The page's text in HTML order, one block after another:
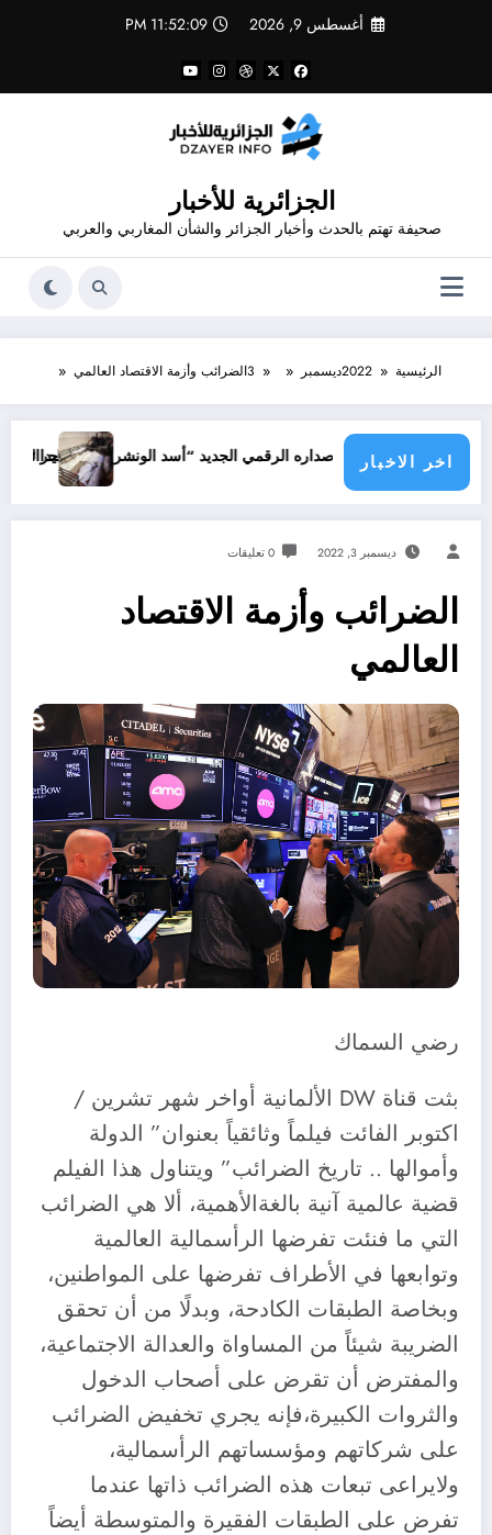
أغسطس 9, 2026 11:52:10 PM
الجزائرية للأخبار
صحيفة تهتم بالحدث وأخبار الجزائر والشأن المغاربي والعربي
الرئيسية 2022ديسمبر 3الضرائب وأزمة الاقتصاد العالمي
اخر الاخبار
إصداره الرقمي الجديد “أسد الونشريس” تخليدا لنضال الشهيد الجيلالي
جرائم الاحتلال خلال حرب
ديسمبر 3, 2022 0 تعليقات
الضرائب وأزمة الاقتصاد
العالمي
رضي السماك
بثت قناة DW الألمانية أواخر شهر تشرين /
اكتوبر الفائت فيلماً وثائقياً بعنوان” الدولة
وأموالها .. تاريخ الضرائب” ويتناول هذا الفيلم
قضية عالمية آنية بالغةالأهمية، ألا هي الضرائب
التي ما فنئت تفرضها الرأسمالية العالمية
وتوابعها في الأطراف تفرضها على المواطنين،
وبخاصة الطبقات الكادحة، وبدلًا من أن تحقق
الضريبة شيئاً من المساواة والعدالة الاجتماعية،
والمفترض أن تقرض على أصحاب الدخول
والثروات الكبيرة،فإنه يجري تخفيض الضرائب
على شركاتهم ومؤسساتهم الرأسمالية،
ولايراعى تبعات هذه الضرائب ذاتها عندما
تفرض على الطبقات الفقيرة والمتوسطة أيضاً